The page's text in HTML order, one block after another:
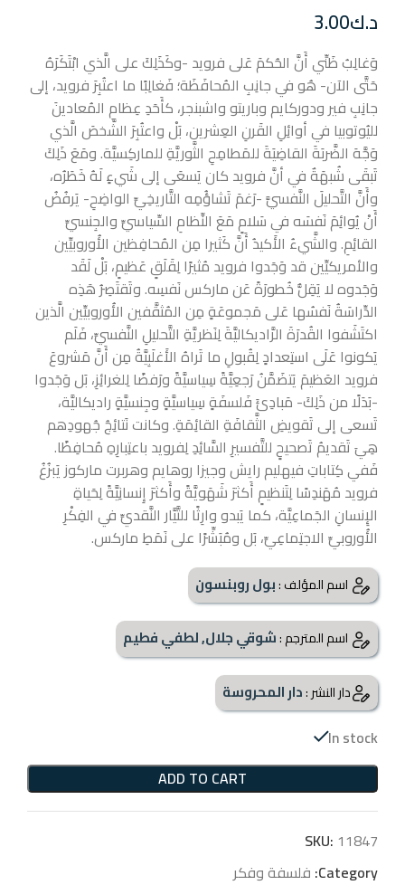
د.ك3.00
وَغالِبُ ظَنِّي أَنَّ الحُكمَ عَلى فرويد -وكَذَلِكَ على الَّذي ابْتَكَرَهُ
حَتَّى الآن- هُو في جانِبِ المُحافَظَة؛ فَغالِبًا ما اعتُبِرَ فرويد، إلى
جانِبِ فير ودوركايم وباريتو واشبنجر، كأَحَدِ عِظامِ المُعادينَ
لليُوتوبيا في أوائِلِ القَرنِ العِشرين، بَلْ واعتُبِرَ الشَّخصَ الَّذي
وَجَّهَ الضَّربَةَ القاضِيَةَ للمَطامِحِ الثَّوريَّةِ للماركِسيَّة. ومَعَ ذَلِكَ
تَبقَى شُبهَةٌ في أنَّ فرويد كان يَسعَى إلى شَيءٍ لَهُ خَطَرُه،
وأَنَّ التَّحليلَ النَّفسيَّ -رَغمَ تَشاؤُمِه التَّاريخِيِّ الواضِحِ- يَرفُضُ
أَنْ يُوائِمَ نَفسَه في سَلامٍ مَعَ النِّظامِ السِّياسيِّ والجِنسيِّ
القائِمِ. والشَّيءُ الأَكيدُ أَنَّ كَثيرا مِن المُحافِظين الأُوروبيِّين
والأمريكيِّين قد وَجَدوا فرويد مُثيرًا لِقَلَقٍ عَظيمٍ، بَلْ لَقَد
وَجَدوه لا يَقِلُّ خُطورَةً عَن ماركس نَفسِه. وتَقتَصِرُ هَذِه
الدِّراسَةُ نَفسُها عَلى مَجموعَةٍ مِن المُثقَّفين الأُوروبيِّين الَّذين
اكتَشَفوا القُدرَةَ الرَّاديكاليَّةَ لِنَظريَّةِ التَّحليلِ النَّفسيِّ، فَلَم
يَكونوا عَلَى استِعدادٍ لِقُبولِ ما تَراهُ الأَغلَبِيَّةُ مِن أَنَّ مَشروعَ
فرويد العَظيمَ يَتضَمَّنُ رَجعِيَّةً سِياسيَّةً ورَفضًا لِلغرائِزِ، بَل وَجَدوا
-بَدَلًا من ذَلِكَ- مَبادِئَ فَلسفَةٍ سِياسيَّةٍ وجِنسيَّةٍ راديكاليَّة،
تَسعى إلى تَقويضِ الثَّقافَةِ القائِمَةِ. وكانت نَتائِجُ جُهودِهم
هِيَ تَقديمُ تَصحيحٍ للتَّفسيرِ السَّائِدِ لِفرويد باعتِبارِهِ مُحافِظًا.
فَفي كِتاباتِ فيهليم رايش وجيزا روهايم وهربرت ماركوز يَبزُغُ
فرويد مُهَندِسًا لِتَنظيمٍ أَكثرَ شَهَويَّةً وأَكثرَ إِنسانِيَّةً لِحَياةِ
الإِنسانِ الجَماعِيَّة، كما يَبدو وارِثًا للتَّيَّار النَّقديِّ في الفِكْرِ
الأُوروبيِّ الاجتِماعِيِّ، بَل ومُبَشِّرًا على نَمَطِ ماركس.
اسم المؤلف :بول روبنسون
اسم المترجم :شوقي جلال, لطفي فطيم
دار النشر :دار المحروسة
In stock
ADD TO CART
SKU: 11847
Category: فلسفة وفكر